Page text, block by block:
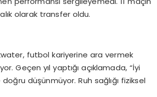
olarak transfer oldu.
futbol kariyerine ara vermek
Geçen yıl yaptığı açıklamada, “İyi
düşünmüyor. Ruh sağlığı fiziksel